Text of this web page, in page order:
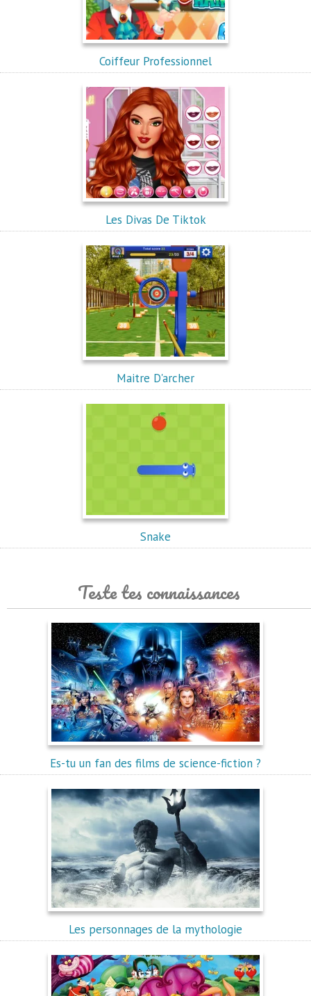
Coiffeur Professionnel
Les Divas De Tiktok
Maitre D'archer
Snake
Teste tes connaissances
Es-tu un fan des films de science-fiction ?
Les personnages de la mythologie